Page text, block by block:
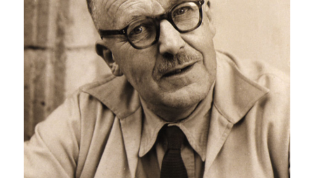
Jean Troubat, fabbricante degli Anis de
Flavigny dal 1923 al 1965.